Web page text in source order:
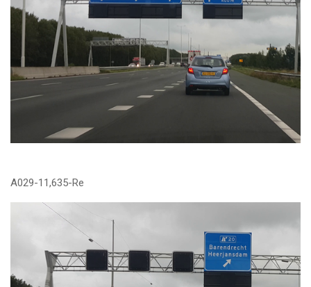
A029-11,635-Re